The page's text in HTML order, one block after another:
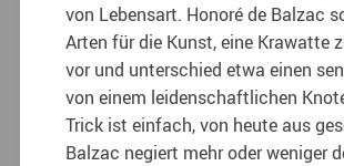
von Lebensart. Honoré de Balzac
Arten für die Kunst, eine Krawatte
vor und unterschied etwa einen
von einem leidenschaftlichen
Trick ist einfach, von heute aus
Balzac negiert mehr oder weniger